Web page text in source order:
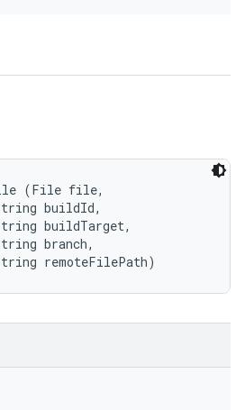
(File file,
buildId,
buildTarget,
branch,
remoteFilePath)